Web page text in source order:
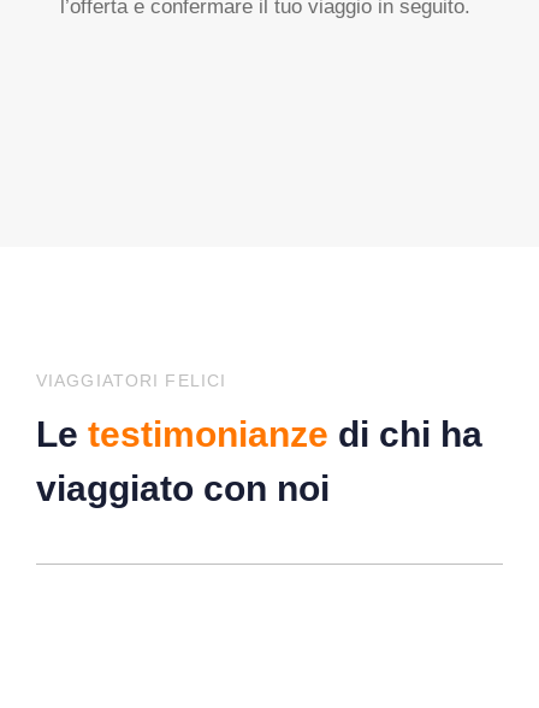
l’offerta e confermare il tuo viaggio in seguito.
VIAGGIATORI FELICI
Le testimonianze di chi ha
viaggiato con noi